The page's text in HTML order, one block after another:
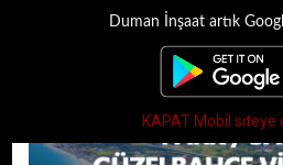
Duman İnşaat artık
KAPAT Mobil